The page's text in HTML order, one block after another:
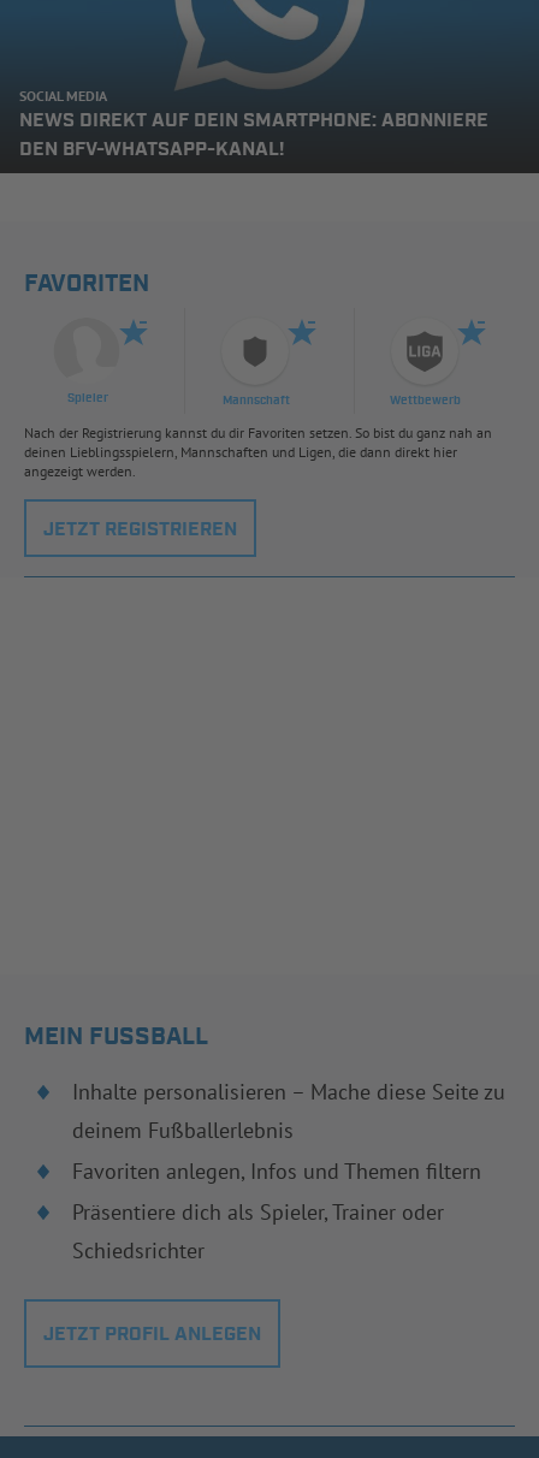
SOCIAL MEDIA
NEWS DIREKT AUF DEIN SMARTPHONE: ABONNIERE
DEN BFV-WHATSAPP-KANAL!
FAVORITEN
Spieler Mannschaft Wettbewerb
Nach der Registrierung kannst du dir Favoriten setzen. So bist du ganz nah an
deinen Lieblingsspielern, Mannschaften und Ligen, die dann direkt hier
angezeigt werden.
JETZT REGISTRIEREN
MEIN FUSSBALL
Inhalte personalisieren – Mache diese Seite zu
deinem Fußballerlebnis
Favoriten anlegen, Infos und Themen filtern
Präsentiere dich als Spieler, Trainer oder
Schiedsrichter
JETZT PROFIL ANLEGEN